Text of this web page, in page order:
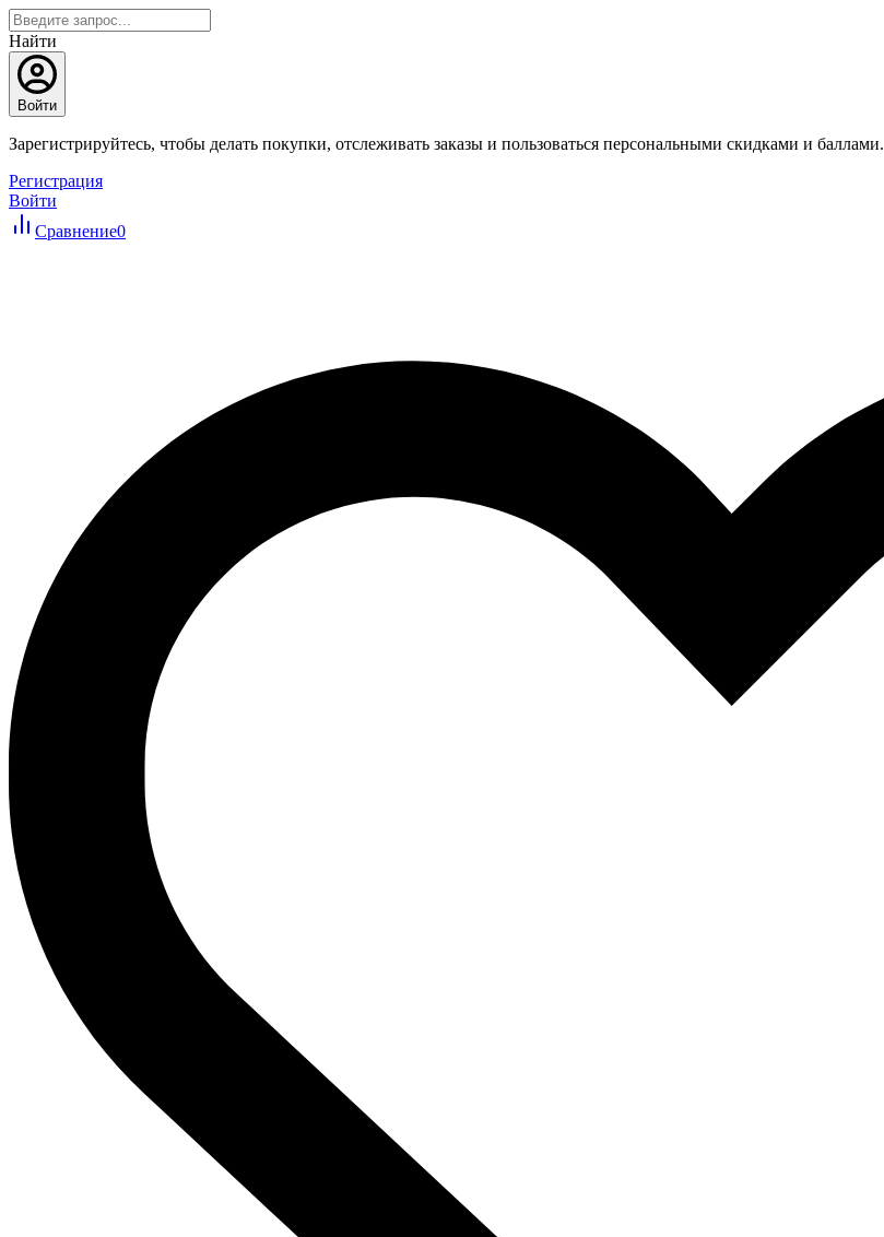
Найти
Войти
Зарегистрируйтесь, чтобы делать покупки, отслеживать заказы и пользоваться персональными скидками и баллами.
Регистрация
Войти
Сравнение0